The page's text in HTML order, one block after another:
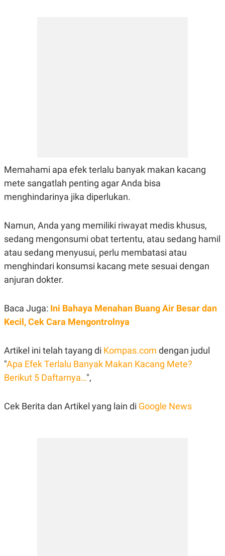
Memahami apa efek terlalu banyak makan kacang
mete sangatlah penting agar Anda bisa
menghindarinya jika diperlukan.
Namun, Anda yang memiliki riwayat medis khusus,
sedang mengonsumi obat tertentu, atau sedang hamil
atau sedang menyusui, perlu membatasi atau
menghindari konsumsi kacang mete sesuai dengan
anjuran dokter.
Baca Juga: Ini Bahaya Menahan Buang Air Besar dan
Kecil, Cek Cara Mengontrolnya
Artikel ini telah tayang di Kompas.com dengan judul
"Apa Efek Terlalu Banyak Makan Kacang Mete?
Berikut 5 Daftarnya…",
Cek Berita dan Artikel yang lain di Google News